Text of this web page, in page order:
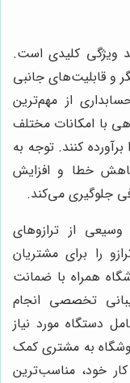
ویژگی کلیدی است.
و قابلیت‌های جانبی
از مهم‌ترین
با امکانات مختلف
کنند. توجه به
کاهش خطا و افزایش
جلوگیری می‌کند.
از ترازوهای
را برای مشتریان
همراه با ضمانت
تخصصی انجام
دستگاه مورد نیاز
به مشتری کمک
خود، مناسب‌ترین